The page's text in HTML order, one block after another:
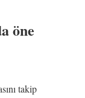
öne
takip